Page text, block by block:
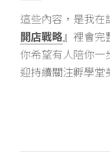
這些內容，是我在
開店戰略』裡會
你希望有人陪你一
迎持續關注孵學堂